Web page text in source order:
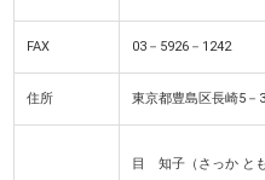
FAX 03－5926－1242
住所 東京都豊島区長崎5－
目 知子（さっか とも